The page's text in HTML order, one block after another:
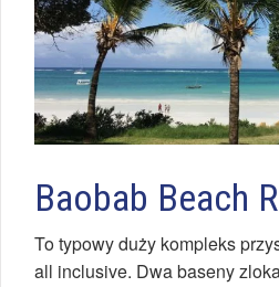
Baobab Beach
To typowy duży kompleks
all inclusive. Dwa baseny